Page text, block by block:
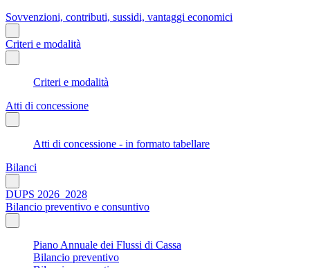
Sovvenzioni, contributi, sussidi, vantaggi economici
Criteri e modalità
Criteri e modalità
Atti di concessione
Atti di concessione - in formato tabellare
Bilanci
DUPS 2026_2028
Bilancio preventivo e consuntivo
Piano Annuale dei Flussi di Cassa
Bilancio preventivo